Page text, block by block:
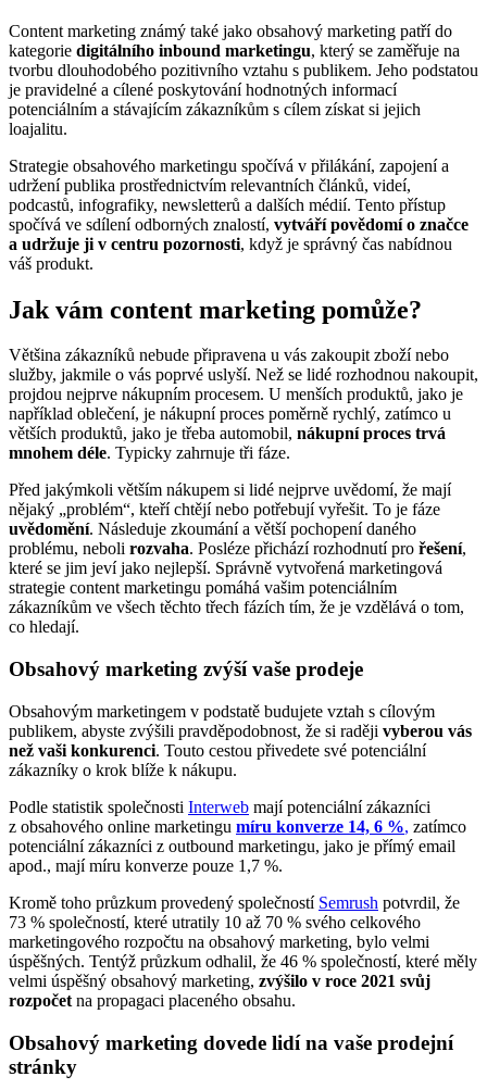
Content marketing známý také jako obsahový marketing patří do
kategorie digitálního inbound marketingu, který se zaměřuje na
tvorbu dlouhodobého pozitivního vztahu s publikem. Jeho podstatou
je pravidelné a cílené poskytování hodnotných informací
potenciálním a stávajícím zákazníkům s cílem získat si jejich
loajalitu.
Strategie obsahového marketingu spočívá v přilákání, zapojení a
udržení publika prostřednictvím relevantních článků, videí,
podcastů, infografiky, newsletterů a dalších médií. Tento přístup
spočívá ve sdílení odborných znalostí, vytváří povědomí o značce
a udržuje ji v centru pozornosti, když je správný čas nabídnou
váš produkt.
Jak vám content marketing pomůže?
Většina zákazníků nebude připravena u vás zakoupit zboží nebo
služby, jakmile o vás poprvé uslyší. Než se lidé rozhodnou nakoupit,
projdou nejprve nákupním procesem. U menších produktů, jako je
například oblečení, je nákupní proces poměrně rychlý, zatímco u
větších produktů, jako je třeba automobil, nákupní proces trvá
mnohem déle. Typicky zahrnuje tři fáze.
Před jakýmkoli větším nákupem si lidé nejprve uvědomí, že mají
nějaký „problém“, kteří chtějí nebo potřebují vyřešit. To je fáze
uvědomění. Následuje zkoumání a větší pochopení daného
problému, neboli rozvaha. Posléze přichází rozhodnutí pro řešení,
které se jim jeví jako nejlepší. Správně vytvořená marketingová
strategie content marketingu pomáhá vašim potenciálním
zákazníkům ve všech těchto třech fázích tím, že je vzdělává o tom,
co hledají.
Obsahový marketing zvýší vaše prodeje
Obsahovým marketingem v podstatě budujete vztah s cílovým
publikem, abyste zvýšili pravděpodobnost, že si raději vyberou vás
než vaši konkurenci. Touto cestou přivedete své potenciální
zákazníky o krok blíže k nákupu.
Podle statistik společnosti Interweb mají potenciální zákazníci
z obsahového online marketingu míru konverze 14, 6 %, zatímco
potenciální zákazníci z outbound marketingu, jako je přímý email
apod., mají míru konverze pouze 1,7 %.
Kromě toho průzkum provedený společností Semrush potvrdil, že
73 % společností, které utratily 10 až 70 % svého celkového
marketingového rozpočtu na obsahový marketing, bylo velmi
úspěšných. Tentýž průzkum odhalil, že 46 % společností, které měly
velmi úspěšný obsahový marketing, zvýšilo v roce 2021 svůj
rozpočet na propagaci placeného obsahu.
Obsahový marketing dovede lidí na vaše prodejní
stránky